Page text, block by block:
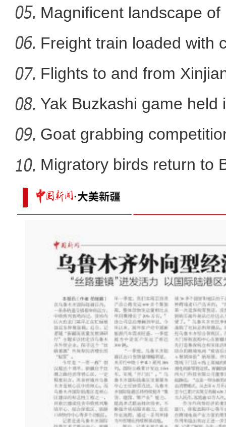
实拍新疆兵团最年
探班电影《大改水》慕士
Nal
Magnificent landscape
La
Freight train loaded with
Flights to and from
Yak Buzkashi game held
Goat grabbing
Migratory birds return to